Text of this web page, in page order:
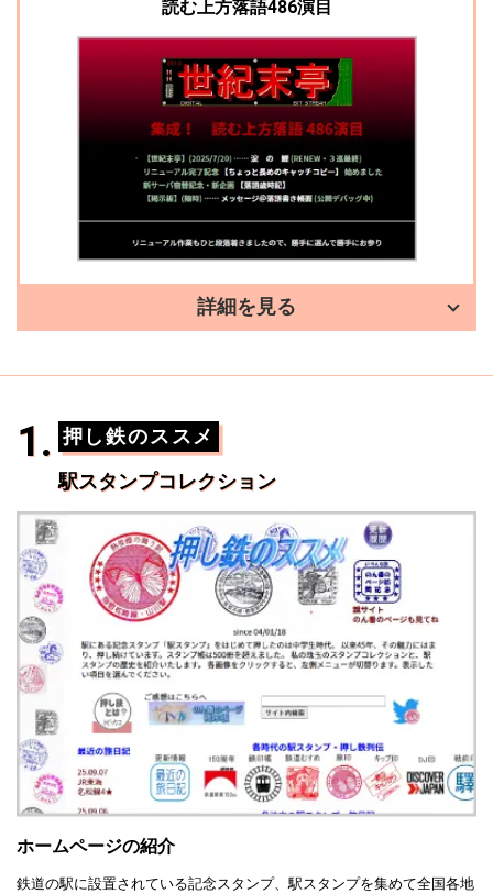
読む上方落語486演目
詳細を見る
押し鉄のススメ
駅スタンプコレクション
ホームページの紹介
鉄道の駅に設置されている記念スタンプ、駅スタンプを集めて全国各地